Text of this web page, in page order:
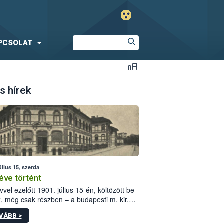
hírek
15, szerda
történt
ezelőtt 1901. július 15-én, költözött be
még csak részben – a budapesti m. kir.
állomás a Kis Rókus utca
alatti, Czigler Győző által tervezett új
>